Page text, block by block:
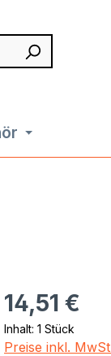
Regulärer Preis:
14,51 €
Inhalt: 1 Stück
Preise inkl.